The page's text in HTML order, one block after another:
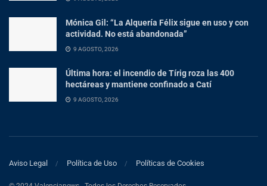
Mónica Gil: “La Alquería Félix sigue en uso y con
actividad. No está abandonada”
9 AGOSTO, 2026
Última hora: el incendio de Tírig roza las 400
hectáreas y mantiene confinado a Catí
9 AGOSTO, 2026
Aviso Legal Política de Uso Políticas de Cookies